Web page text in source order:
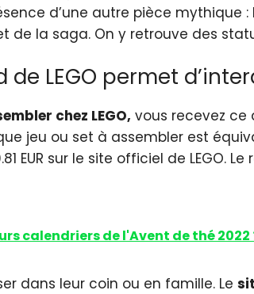
d’une autre pièce mythique :
de la saga. On y retrouve des
de LEGO permet
chez LEGO, vous recevez ce
jeu ou set à assembler est
EUR sur le site officiel de LEGO. Le
calendriers de l'Avent de thé 2022
dans leur coin ou en famille. Le